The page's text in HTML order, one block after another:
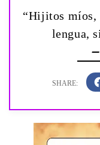
“Hijitos míos,
lengua,